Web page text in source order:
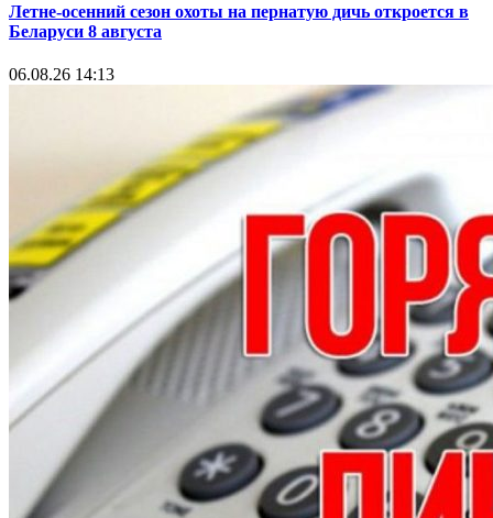
Летне-осенний сезон охоты на пернатую дичь откроется в
Беларуси 8 августа
06.08.26 14:13